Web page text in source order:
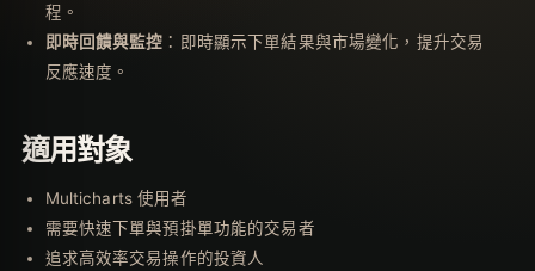
程。
即時回饋與監控 ：即時顯示下單結果與市場變化，提升交易
反應速度。
適用對象
Multicharts 使用者
需要快速下單與預掛單功能的交易者
追求高效率交易操作的投資人